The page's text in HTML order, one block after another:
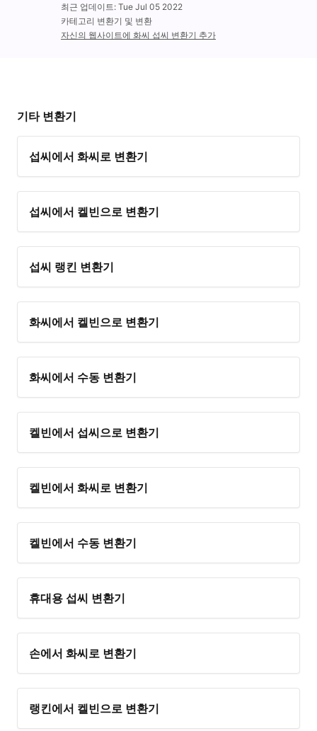
최근 업데이트: Tue Jul 05 2022
카테고리 변환기 및 변환
자신의 웹사이트에 화씨 섭씨 변환기 추가
기타 변환기
섭씨에서 화씨로 변환기
섭씨에서 켈빈으로 변환기
섭씨 랭킨 변환기
화씨에서 켈빈으로 변환기
화씨에서 수동 변환기
켈빈에서 섭씨으로 변환기
켈빈에서 화씨로 변환기
켈빈에서 수동 변환기
휴대용 섭씨 변환기
손에서 화씨로 변환기
랭킨에서 켈빈으로 변환기